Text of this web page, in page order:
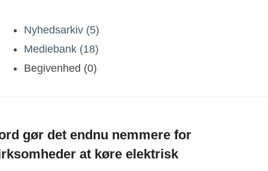
Nyhedsarkiv (5)
Mediebank (18)
Begivenhed (0)
gør det endnu nemmere for
at køre elektrisk